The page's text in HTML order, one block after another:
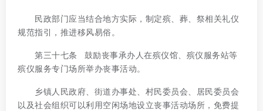
民政部门应当结合地方实际，制定殡、葬、祭相关礼仪
规范指引，推进移风易俗。
第三十七条 鼓励丧事承办人在殡仪馆、殡仪服务站等
殡仪服务专门场所举办丧事活动。
乡镇人民政府、街道办事处、村民委员会、居民委员会
以及社会组织可以利用空闲场地设立丧事活动场所，免费提